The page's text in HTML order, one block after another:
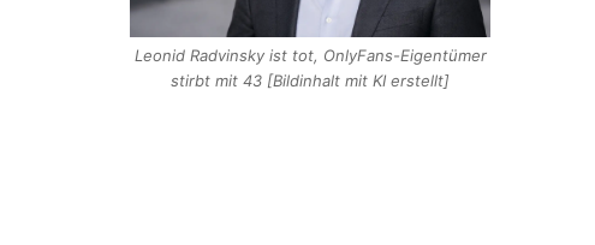
Leonid Radvinsky ist tot, OnlyFans-Eigentümer
stirbt mit 43 [Bildinhalt mit KI erstellt]